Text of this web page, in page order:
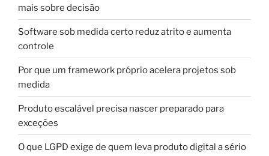
mais sobre decisão
Software sob medida certo reduz atrito e aumenta
controle
Por que um framework próprio acelera projetos sob
medida
Produto escalável precisa nascer preparado para
exceções
O que LGPD exige de quem leva produto digital a sério